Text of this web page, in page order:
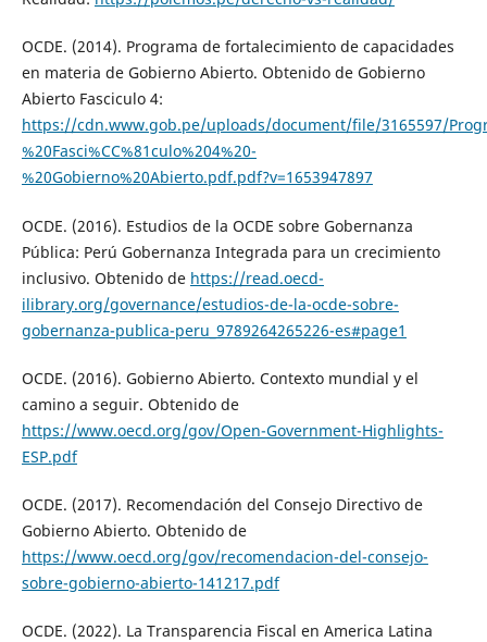
OCDE. (2014). Programa de fortalecimiento de capacidades
en materia de Gobierno Abierto. Obtenido de Gobierno
Abierto Fasciculo 4:
https://cdn.www.gob.pe/uploads/document/file/3165597/
%20Fasci%CC%81culo%204%20-
%20Gobierno%20Abierto.pdf.pdf?v=1653947897
OCDE. (2016). Estudios de la OCDE sobre Gobernanza
Pública: Perú Gobernanza Integrada para un crecimiento
inclusivo. Obtenido de https://read.oecd-
ilibrary.org/governance/estudios-de-la-ocde-sobre-
gobernanza-publica-peru_9789264265226-es#page1
OCDE. (2016). Gobierno Abierto. Contexto mundial y el
camino a seguir. Obtenido de
https://www.oecd.org/gov/Open-Government-Highlights-
ESP.pdf
OCDE. (2017). Recomendación del Consejo Directivo de
Gobierno Abierto. Obtenido de
https://www.oecd.org/gov/recomendacion-del-consejo-
sobre-gobierno-abierto-141217.pdf
OCDE. (2022). La Transparencia Fiscal en America Latina